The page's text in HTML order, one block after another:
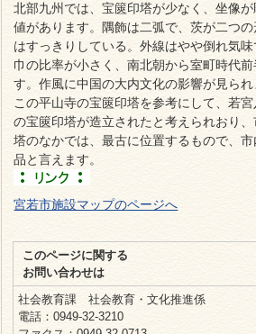
北部九州では、宝篋印塔が少なく、坐像
値があります。隅飾は二弧で、茨が二つ
はすっきりしている。外線はやや倒れ気
巾の比率が小さく、南北朝から室町時代
す。作風に中国の大内文化の影響が見られ
この平山寺の宝篋印塔を参考にして、若
の宝篋印塔が造立されたと考えられおり
塔のなかでは、最古に位置するもので、
品と言えます。
宮若市施設マップのページへ
このページに関する
お問い合わせは
社会教育課 社会教育・文化推進係
電話：0949-32-3210